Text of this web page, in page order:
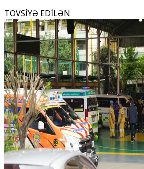
TÖVSİYƏ EDİLƏN